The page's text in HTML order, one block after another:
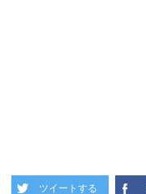
ツイートする